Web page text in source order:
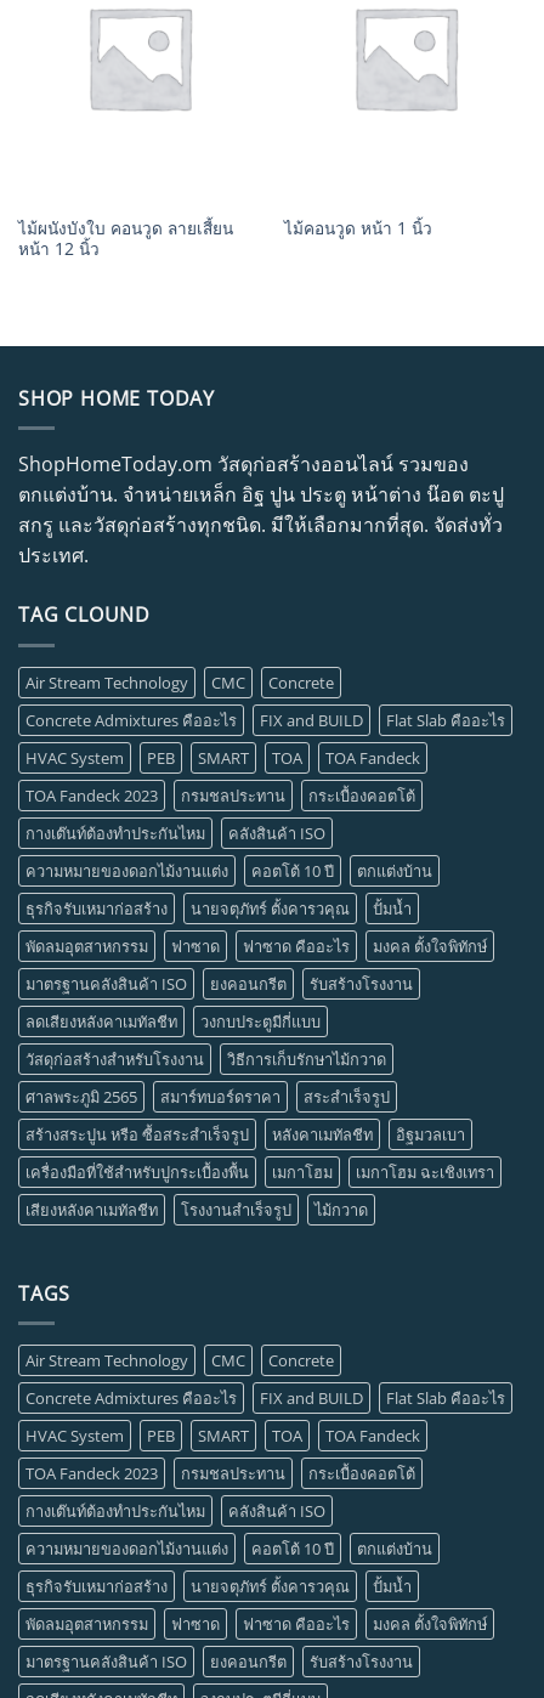
ไม้ผนังบังใบ คอนวูด ลายเสี้ยน
หน้า 12 นิ้ว
ไม้คอนวูด หน้า 1 นิ้ว
SHOP HOME TODAY
ShopHomeToday.om วัสดุก่อสร้างออนไลน์ รวมของ
ตกแต่งบ้าน. จำหน่ายเหล็ก อิฐ ปูน ประตู หน้าต่าง น๊อต ตะปู
สกรู และวัสดุก่อสร้างทุกชนิด. มีให้เลือกมากที่สุด. จัดส่งทั่ว
ประเทศ.
TAG CLOUND
Air Stream Technology CMC
Concrete
Concrete Admixtures คืออะไร
FIX and BUILD
Flat Slab คืออะไร
HVAC System
PEB SMART TOA
TOA Fandeck
TOA Fandeck 2023
กรมชลประทาน
กระเบื้องคอตโต้
กางเต๊นท์ต้องทำประกันไหม
คลังสินค้า ISO
ความหมายของดอกไม้งานแต่ง
คอตโต้ 10 ปี
ตกแต่งบ้าน
ธุรกิจรับเหมาก่อสร้าง
นายจตุภัทร์ ตั้งคารวคุณ
ปั้มน้ำ
พัดลมอุตสาหกรรม
ฟาซาด ฟาซาด คืออะไร
มงคล ตั้งใจพิทักษ์
มาตรฐานคลังสินค้า ISO
ยงคอนกรีต
รับสร้างโรงงาน
ลดเสียงหลังคาเมทัลชีท
วงกบประตูมีกี่แบบ
วัสดุก่อสร้างสำหรับโรงงาน
วิธีการเก็บรักษาไม้กวาด
ศาลพระภูมิ 2565
สมาร์ทบอร์ดราคา
สระสำเร็จรูป
สร้างสระปูน หรือ ซื้อสระสำเร็จรูป
หลังคาเมทัลชีท
อิฐมวลเบา
เครื่องมือที่ใช้สำหรับปูกระเบื้องพื้น
เมกาโฮม
เมกาโฮม ฉะเชิงเทรา
เสียงหลังคาเมทัลชีท
โรงงานสำเร็จรูป ไม้กวาด
TAGS
Air Stream Technology CMC
Concrete
Concrete Admixtures คืออะไร
FIX and BUILD
Flat Slab คืออะไร
HVAC System
PEB SMART TOA
TOA Fandeck
TOA Fandeck 2023
กรมชลประทาน
กระเบื้องคอตโต้
กางเต๊นท์ต้องทำประกันไหม
คลังสินค้า ISO
ความหมายของดอกไม้งานแต่ง
คอตโต้ 10 ปี
ตกแต่งบ้าน
ธุรกิจรับเหมาก่อสร้าง
นายจตุภัทร์ ตั้งคารวคุณ
ปั้มน้ำ
พัดลมอุตสาหกรรม
ฟาซาด ฟาซาด คืออะไร
มงคล ตั้งใจพิทักษ์
มาตรฐานคลังสินค้า ISO
ยงคอนกรีต
รับสร้างโรงงาน